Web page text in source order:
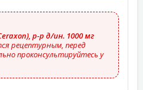
р-р д/ин. 1000 мг
рецептурным, перед
проконсультируйтесь у